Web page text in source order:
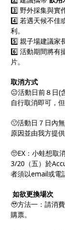
3️⃣ 野外採集與實
4️⃣ 若遇天候不佳
利。
5️⃣ 親子場建議家
6️⃣ 活動期間將有
片。
取消方式
😐活動日前８日(
自行取消即可，
🙁活動日７日內
原因並由我方提
🥺EX：小蛙想取
3/20（五）於
者須以email或電
如欲更換場次
🥹方法一：請消
購票。